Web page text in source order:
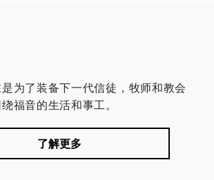
为了装备下一代信徒，牧师和教会
福音的生活和事工。
了解更多